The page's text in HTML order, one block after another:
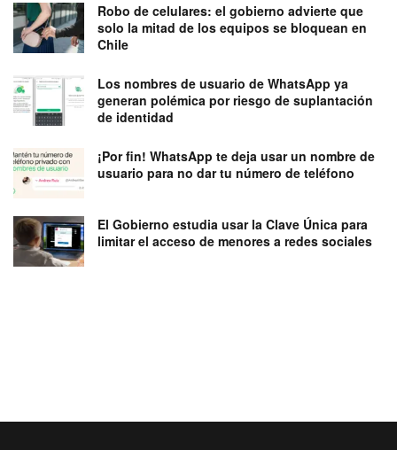
Robo de celulares: el gobierno advierte que
solo la mitad de los equipos se bloquean en
Chile
Los nombres de usuario de WhatsApp ya
generan polémica por riesgo de suplantación
de identidad
¡Por fin! WhatsApp te deja usar un nombre de
usuario para no dar tu número de teléfono
El Gobierno estudia usar la Clave Única para
limitar el acceso de menores a redes sociales